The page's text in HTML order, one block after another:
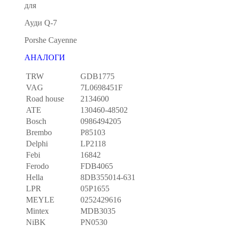
для
Ауди Q-7
Porshe Cayenne
АНАЛОГИ
TRW
GDB1775
VAG
7L0698451F
Road house
2134600
ATE
130460-48502
Bosch
0986494205
Brembo
P85103
Delphi
LP2118
Febi
16842
Ferodo
FDB4065
Hella
8DB355014-631
LPR
05P1655
MEYLE
0252429616
Mintex
MDB3035
NiBK
PN0530